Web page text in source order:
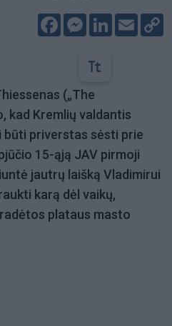
FacebookMessenger
LinkedIn
Email
(„The
kad Kremlių valdantis
priverstas sėsti prie
15-ąją JAV pirmoji
jautrų laišką Vladimirui
karą dėl vaikų,
plataus masto